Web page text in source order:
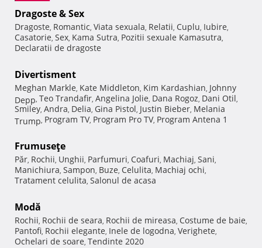
Dragoste & Sex
Dragoste, Romantic, Viata sexuala, Relatii, Cuplu, Iubire,
Casatorie, Sex, Kama Sutra, Pozitii sexuale Kamasutra,
Declaratii de dragoste
Divertisment
Meghan Markle, Kate Middleton, Kim Kardashian, Johnny
Depp, Teo Trandafir, Angelina Jolie, Dana Rogoz, Dani Otil,
Smiley, Andra, Delia, Gina Pistol, Justin Bieber, Melania
Trump, Program TV, Program Pro TV, Program Antena 1
Frumuseţe
Păr, Rochii, Unghii, Parfumuri, Coafuri, Machiaj, Sani,
Manichiura, Sampon, Buze, Celulita, Machiaj ochi,
Tratament celulita, Salonul de acasa
Modă
Rochii, Rochii de seara, Rochii de mireasa, Costume de baie,
Pantofi, Rochii elegante, Inele de logodna, Verighete,
Ochelari de soare, Tendinte 2020